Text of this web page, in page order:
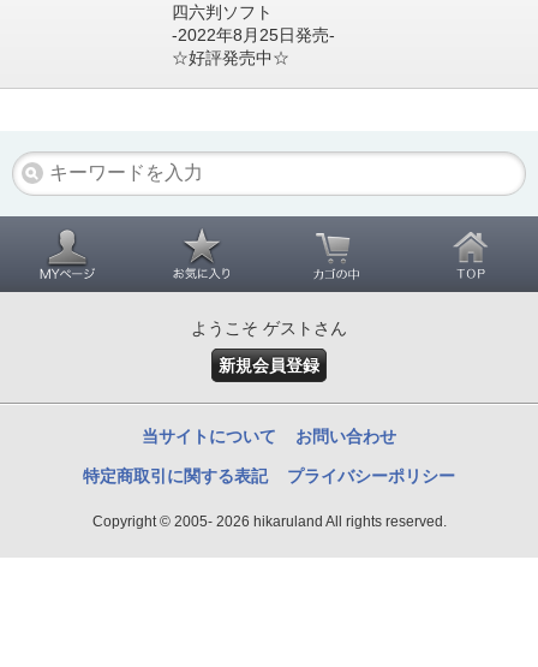
四六判ソフト
-2022年8月25日発売-
☆好評発売中☆
ようこそ ゲストさん
新規会員登録
当サイトについて お問い合わせ
特定商取引に関する表記 プライバシーポリシー
Copyright © 2005- 2026 hikaruland All rights reserved.